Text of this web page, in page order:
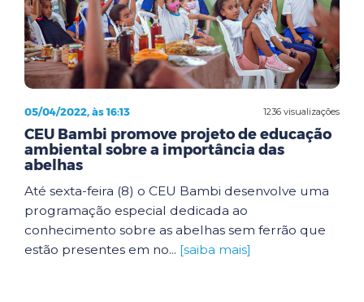
1236 visualizações
05/04/2022, às 16:13
CEU Bambi promove projeto de educação
ambiental sobre a importância das
abelhas
Até sexta-feira (8) o CEU Bambi desenvolve uma
programação especial dedicada ao
conhecimento sobre as abelhas sem ferrão que
estão presentes em no... [saiba mais]